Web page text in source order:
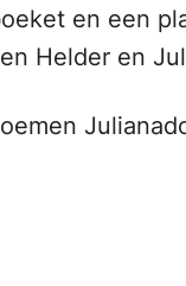
en een
Helder en